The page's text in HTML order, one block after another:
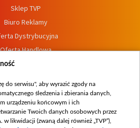
Sklep TVP
Biuro Reklamy
Dystrybucyjna
Oferta Handlowa
Dostępność
zgłoszeń wewnętrznych
do serwisu", aby wyrazić zgody na
śledzenia i zbierania danych,
urządzeniu końcowym i ich
Twoich danych osobowych przez
w likwidacji (zwaną dalej również „TVP”),